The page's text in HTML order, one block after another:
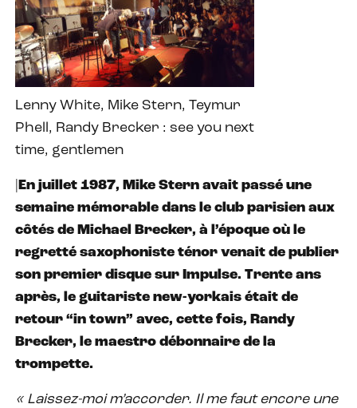
Lenny White, Mike Stern, Teymur
Phell, Randy Brecker : see you next
time, gentlemen
En juillet 1987, Mike Stern avait passé une
semaine mémorable dans le club parisien aux
côtés de Michael Brecker, à l’époque où le
regretté saxophoniste ténor venait de publier
son premier disque sur Impulse. Trente ans
après, le guitariste new-yorkais était de
retour “in town” avec, cette fois, Randy
Brecker, le maestro débonnaire de la
trompette.
« Laissez-moi m’accorder. Il me faut encore une